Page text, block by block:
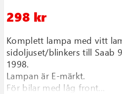
298 kr
Komplett lampa med vitt
sidoljuset/blinkers till Saab
1998.
Lampan är E-märkt.
För bilar med låg front...